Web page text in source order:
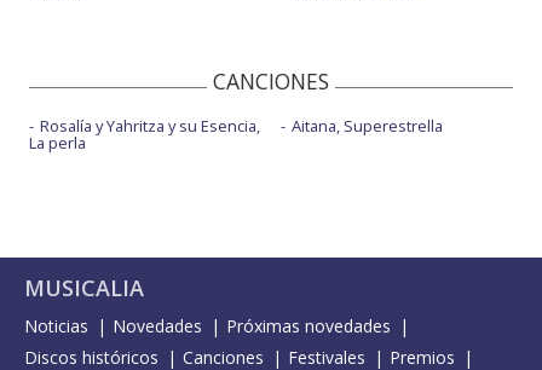
CANCIONES
Rosalía y Yahritza y su Esencia,
La perla
Aitana, Superestrella
MUSICALIA
Noticias Novedades
Próximas novedades
Discos históricos
Canciones Festivales
Premios